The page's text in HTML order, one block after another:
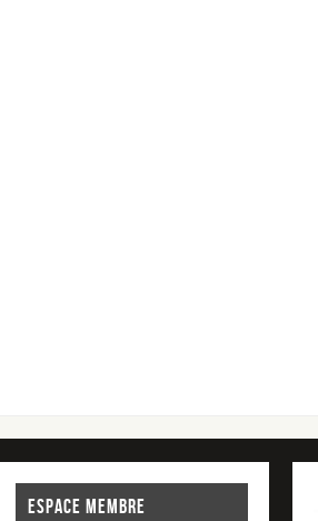
ESPACE MEMBRE